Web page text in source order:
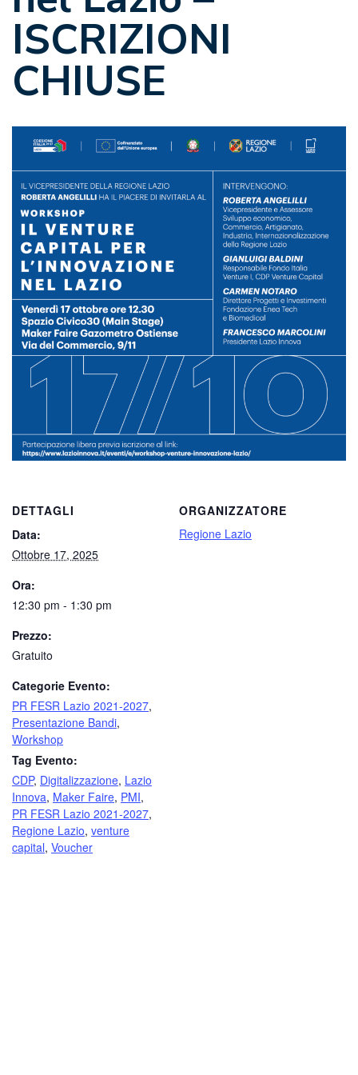
ISCRIZIONI
CHIUSE
DETTAGLI
Data:
Ottobre 17, 2025
Ora:
12:30 pm - 1:30 pm
Prezzo:
Gratuito
Categorie Evento:
PR FESR Lazio 2021-2027,
Presentazione Bandi,
Workshop
Tag Evento:
CDP, Digitalizzazione, Lazio
Innova, Maker Faire, PMI,
PR FESR Lazio 2021-2027,
Regione Lazio, venture
capital, Voucher
ORGANIZZATORE
Regione Lazio